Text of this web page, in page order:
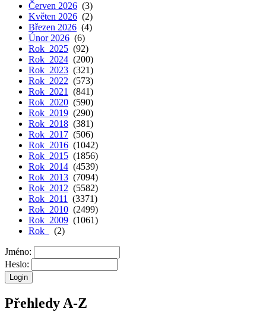
Červen 2026 (3)
Květen 2026 (2)
Březen 2026 (4)
Únor 2026 (6)
Rok 2025 (92)
Rok 2024 (200)
Rok 2023 (321)
Rok 2022 (573)
Rok 2021
(841)
Rok 2020 (590)
Rok 2019 (290)
Rok 2018 (381)
Rok 2017 (506)
Rok 2016 (1042)
Rok 2015 (1856)
Rok 2014 (4539)
Rok 2013 (7094)
Rok 2012 (5582)
Rok 2011
(3371)
Rok 2010 (2499)
Rok 2009 (1061)
Rok
(2)
Jméno:
Heslo:
Přehledy A-Z